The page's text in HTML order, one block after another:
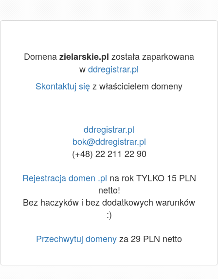
Domenazielarskie.pl została zaparkowana
wddregistrar.pl
Skontaktuj sięz właścicielem domeny
ddregistrar.pl
bok@ddregistrar.pl
(+48) 22 211 22 90
Rejestracja domen .pl na rok TYLKO 15 PLN
netto!
Bez haczyków i bez dodatkowych warunków
:)
Przechwytuj domenyza 29 PLN netto